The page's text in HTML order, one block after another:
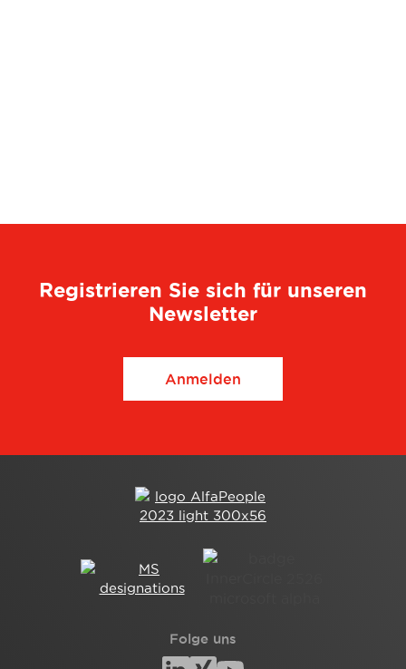
Registrieren Sie sich für unseren
Newsletter
Anmelden
Folge uns